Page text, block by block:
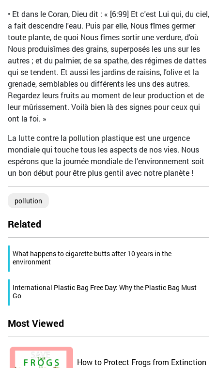
• Et dans le Coran, Dieu dit : « [6:99] Et c'est Lui qui, du ciel,
a fait descendre l'eau. Puis par elle, Nous fîmes germer
toute plante, de quoi Nous fîmes sortir une verdure, d'où
Nous produisîmes des grains, superposés les uns sur les
autres ; et du palmier, de sa spathe, des régimes de dattes
qui se tendent. Et aussi les jardins de raisins, l'olive et la
grenade, semblables ou différents les uns des autres.
Regardez leurs fruits au moment de leur production et de
leur mûrissement. Voilà bien là des signes pour ceux qui
ont la foi. »
La lutte contre la pollution plastique est une urgence
mondiale qui touche tous les aspects de nos vies. Nous
espérons que la journée mondiale de l’environnement soit
un bon début pour être plus gentil avec notre planète !
pollution
Related
What happens to cigarette butts after 10 years in the
environment
International Plastic Bag Free Day: Why the Plastic Bag Must
Go
Most Viewed
How to Protect Frogs from Extinction